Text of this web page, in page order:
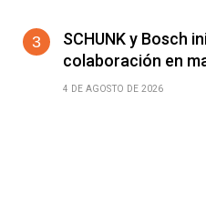
SCHUNK y Bosch
colaboración en
desarrollo de
4 DE AGOSTO DE 2026